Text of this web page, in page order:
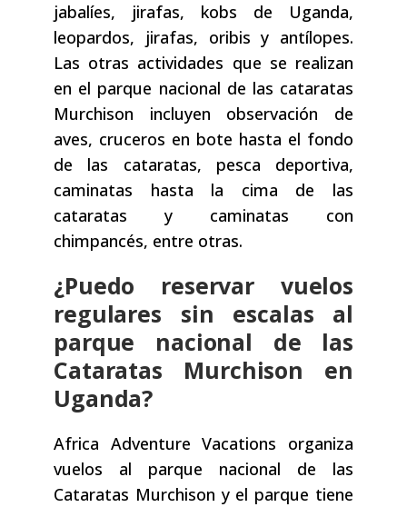
jabalíes, jirafas, kobs de Uganda,
leopardos, jirafas, oribis y antílopes.
Las otras actividades que se realizan
en el parque nacional de las cataratas
Murchison incluyen observación de
aves, cruceros en bote hasta el fondo
de las cataratas, pesca deportiva,
caminatas hasta la cima de las
cataratas y caminatas con
chimpancés, entre otras.
¿Puedo reservar vuelos
regulares sin escalas al
parque nacional de las
Cataratas Murchison en
Uganda?
Africa Adventure Vacations organiza
vuelos al parque nacional de las
Cataratas Murchison y el parque tiene